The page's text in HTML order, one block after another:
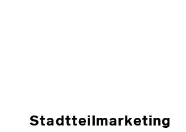
Stadtteilmarketing